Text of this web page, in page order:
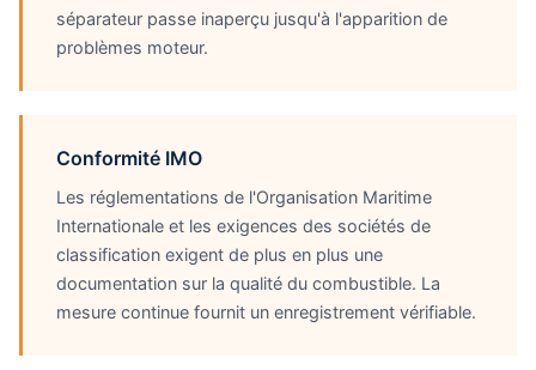
séparateur passe inaperçu jusqu'à l'apparition de
problèmes moteur.
Conformité IMO
Les réglementations de l'Organisation Maritime
Internationale et les exigences des sociétés de
classification exigent de plus en plus une
documentation sur la qualité du combustible. La
mesure continue fournit un enregistrement vérifiable.